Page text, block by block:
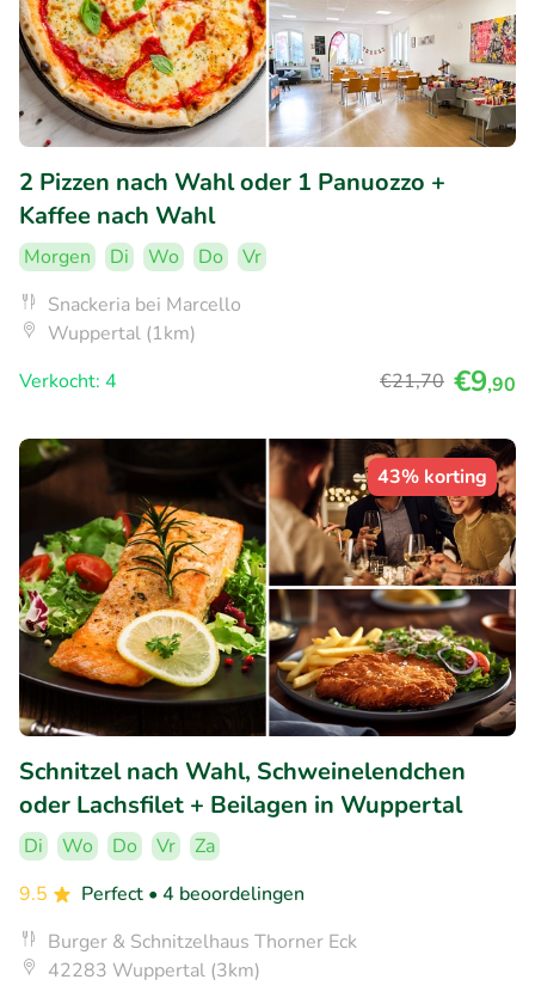
2 Pizzen nach Wahl oder 1 Panuozzo +
Kaffee nach Wahl
Morgen Di Wo Do
Vr
Snackeria bei Marcello
Wuppertal (1km)
Verkocht: 4
€21,70 €9,90
43% korting
Schnitzel nach Wahl, Schweinelendchen
oder Lachsfilet + Beilagen in Wuppertal
Di Wo Do Vr
Za
9.5
Perfect • 4 beoordelingen
Burger & Schnitzelhaus Thorner Eck
42283 Wuppertal (3km)